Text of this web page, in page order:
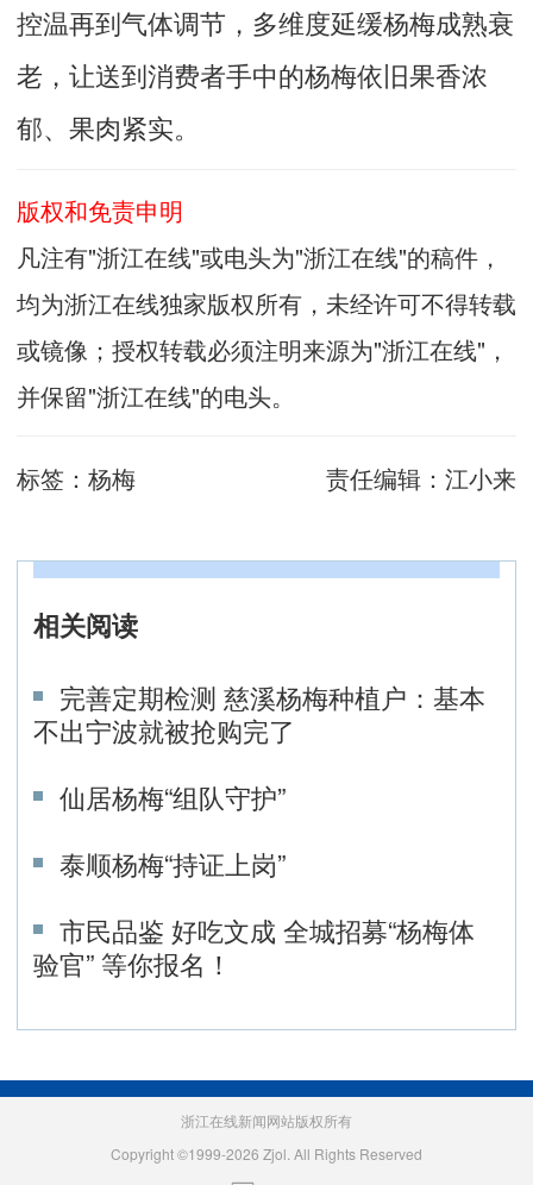
控温再到气体调节，多维度延缓杨梅成熟衰
老，让送到消费者手中的杨梅依旧果香浓
郁、果肉紧实。
版权和免责申明
凡注有"浙江在线"或电头为"浙江在线"的稿件，
均为浙江在线独家版权所有，未经许可不得转载
或镜像；授权转载必须注明来源为"浙江在线"，
并保留"浙江在线"的电头。
标签： 杨梅 责任编辑： 江小来
相关阅读
完善定期检测 慈溪杨梅种植户：基本
不出宁波就被抢购完了
仙居杨梅“组队守护”
泰顺杨梅“持证上岗”
市民品鉴 好吃文成 全城招募“杨梅体
验官” 等你报名！
浙江在线新闻网站版权所有
Copyright ©1999-2026 Zjol. All Rights Reserved